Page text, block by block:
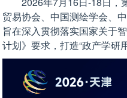
贸易协会、中国测绘学会、
旨在深入贯彻落实国家关于
计划》要求，打造“政产学研